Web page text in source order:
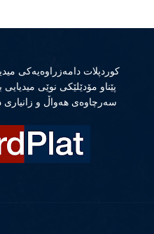
كوردپلات دامەزراوەیەكی
پێناو مۆدێلێكی نوێی میدیایی
سەرچاوەی هەواڵ و زانیاری